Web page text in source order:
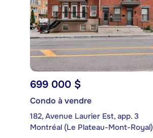
699 000 $
Condo à vendre
182, Avenue Laurier Est, app. 3
Montréal (Le Plateau-Mont-Royal)